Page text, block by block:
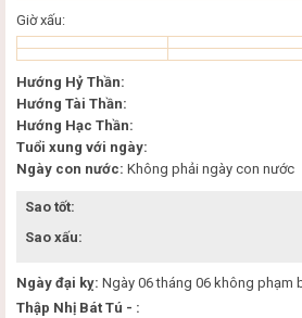
Giờ xấu:
Hướng Hỷ Thần:
Hướng Tài Thần:
Hướng Hạc Thần:
Tuổi xung với ngày:
Ngày con nước: Không phải ngày con nước
Sao tốt:
Sao xấu:
Ngày đại kỵ: Ngày 06 tháng 06 không phạm
Thập Nhị Bát Tú - :